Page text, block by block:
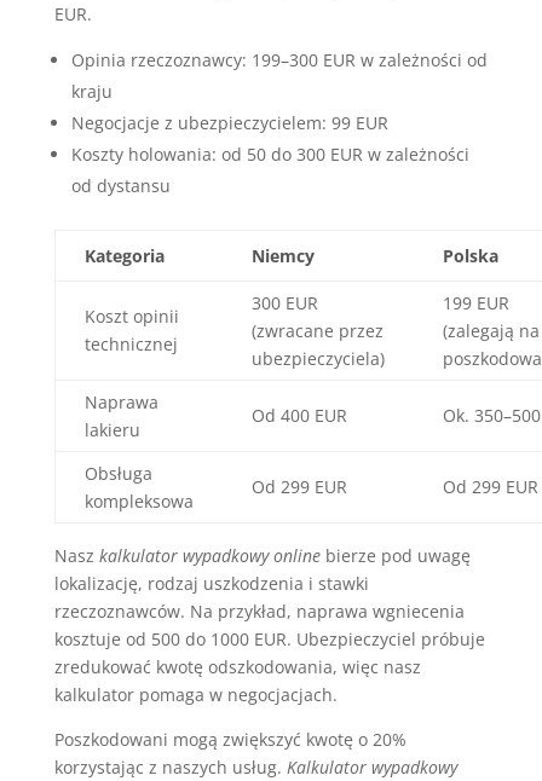
EUR.
Opinia rzeczoznawcy: 199–300 EUR w zależności od
kraju
Negocjacje z ubezpieczycielem: 99 EUR
Koszty holowania: od 50 do 300 EUR w zależności
od dystansu
Kategoria Niemcy Polska
Koszt opinii
technicznej
300 EUR
(zwracane przez
ubezpieczyciela)
199 EUR
(zalegają na
Naprawa
lakieru
Od 400 EUR Ok.
Obsługa
kompleksowa
Od 299 EUR Od 299 EUR
Nasz kalkulator wypadkowy onlinebierze pod uwagę
lokalizację, rodzaj uszkodzenia i stawki
rzeczoznawców. Na przykład, naprawa wgniecenia
kosztuje od 500 do 1000 EUR. Ubezpieczyciel próbuje
zredukować kwotę odszkodowania, więc nasz
kalkulator pomaga w negocjacjach.
Poszkodowani mogą zwiększyć kwotę o 20%
korzystając z naszych usług. Kalkulator wypadkowy